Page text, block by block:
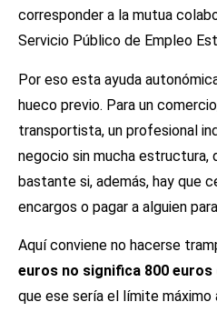
corresponder a la mutua
Servicio Público de Empleo
Por eso esta ayuda
hueco previo. Para un
transportista, un profesional
negocio sin mucha estructura,
bastante si, además, hay que
encargos o pagar a alguien
Aquí conviene no hacerse
euros no significa 800
que ese sería el límite máximo